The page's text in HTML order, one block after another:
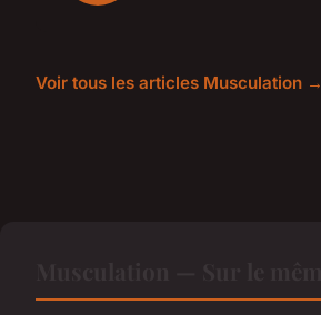
Voir tous les articles Musculation →